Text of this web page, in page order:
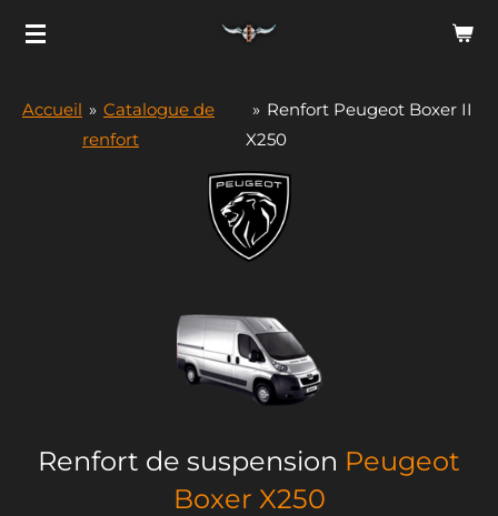
Passer
principal
Accueil » Catalogue de
renfort
» Renfort Peugeot Boxer II
X250
Renfort de suspension Peugeot
Boxer X250